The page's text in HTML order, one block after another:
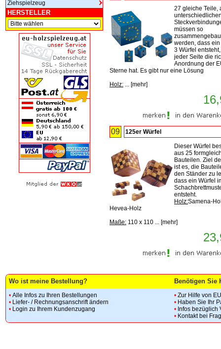
Ziehspielzeug
HERSTELLER
27 gleiche Teile,
müssen so
werden, dass ein
3 Würfel
jeder Seite die
Anordnung der
Sterne hat. Es gibt nur eine Lösung
Holz: ... [mehr]
09 125er Würfel
Dieser Würfel
aus 25
Bauteilen. Ziel
ist es, die
den Ständer zu
dass ein Würfel
entsteht.
Holz:Samena-
Hevea-Holz
Maße: 110 x 110 ... [mehr]
Wo ist meine Bestellung? Benötigen Sie
• Alle Infos zu Ihren Bestellungen
• Liefer- / Rechnungsanschrift ändern
• Login zu Ihrem Kundenzugang
• Zur Hilfe von
• Haben Sie Ihr
• Infos bezüglich
• Kontakt bei